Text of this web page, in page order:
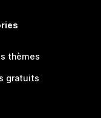
thèmes
gratuits